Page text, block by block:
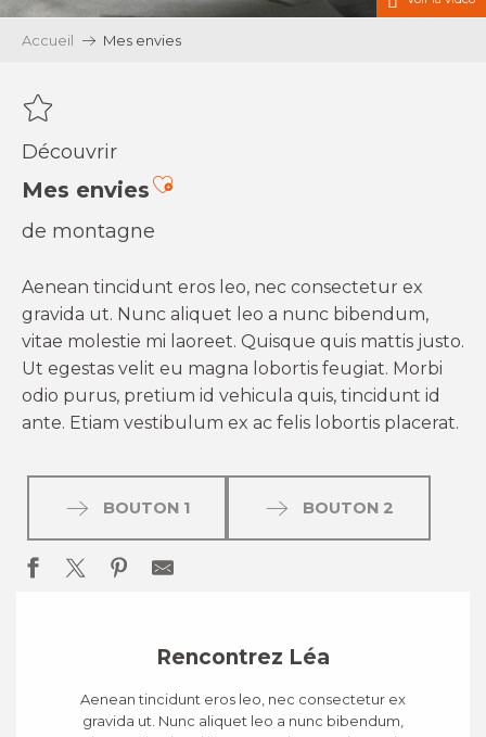
Accueil Mes envies
Découvrir
Mes enviesAjouter aux favoris
de montagne
Aenean tincidunt eros leo, nec consectetur ex
gravida ut. Nunc aliquet leo a nunc bibendum,
vitae molestie mi laoreet. Quisque quis mattis justo.
Ut egestas velit eu magna lobortis feugiat. Morbi
odio purus, pretium id vehicula quis, tincidunt id
ante. Etiam vestibulum ex ac felis lobortis placerat.
BOUTON 1 BOUTON 2
Rencontrez Léa
Aenean tincidunt eros leo, nec consectetur ex
gravida ut. Nunc aliquet leo a nunc bibendum,